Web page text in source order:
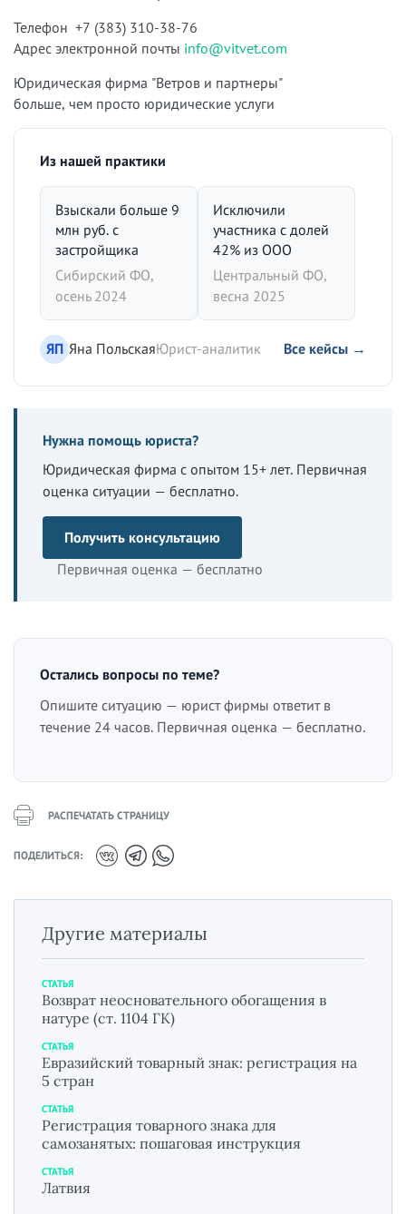
Телефон +7 (383) 310-38-76
Адрес электронной почты info@vitvet.com
Юридическая фирма "Ветров и партнеры"
больше, чем просто юридические услуги
Из нашей практики
Взыскали больше 9
млн руб. с
застройщика
Сибирский ФО,
осень 2024
Исключили
участника с долей
42% из ООО
Центральный ФО,
весна 2025
ЯП Яна ПольскаяЮрист-аналитик Все кейсы →
Нужна помощь юриста?
Юридическая фирма с опытом 15+ лет. Первичная
оценка ситуации — бесплатно.
Получить консультацию
Первичная оценка — бесплатно
Остались вопросы по теме?
Опишите ситуацию — юрист фирмы ответит в
течение 24 часов. Первичная оценка — бесплатно.
РАСПЕЧАТАТЬ СТРАНИЦУ
ПОДЕЛИТЬСЯ:
Другие материалы
СТАТЬЯ
Возврат неосновательного обогащения в
натуре (ст. 1104 ГК)
СТАТЬЯ
Евразийский товарный знак: регистрация на
5 стран
СТАТЬЯ
Регистрация товарного знака для
самозанятых: пошаговая инструкция
СТАТЬЯ
Латвия